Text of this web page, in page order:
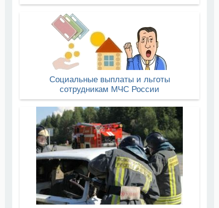
Социальные выплаты и льготы
сотрудникам МЧС России